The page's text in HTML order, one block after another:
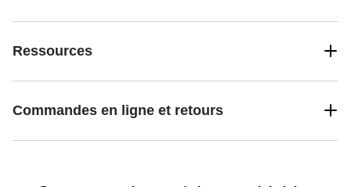
Ressources
Commandes en ligne et retours